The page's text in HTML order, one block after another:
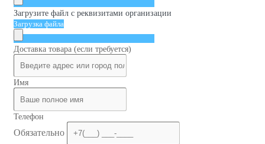
Загрузите файл с реквизитами организации
Загрузка файла
Доставка товара (если требуется)
Имя
Телефон
Обязательно